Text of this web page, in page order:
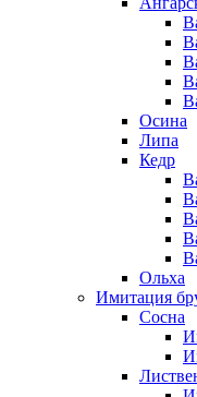
Осина
Липа
Кедр
Ольха
Имитация
Сосна